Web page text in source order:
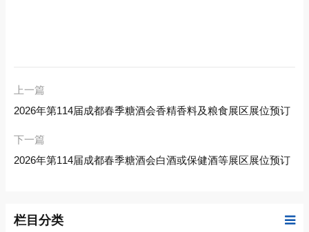
上一篇
2026年第114届成都春季糖酒会香精香料及粮食展区展位预订
下一篇
2026年第114届成都春季糖酒会白酒或保健酒等展区展位预订
栏目分类